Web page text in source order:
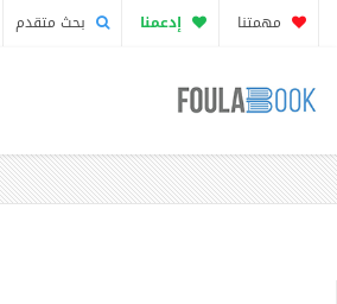
مهمتنا إدعمنا بحث متقدم